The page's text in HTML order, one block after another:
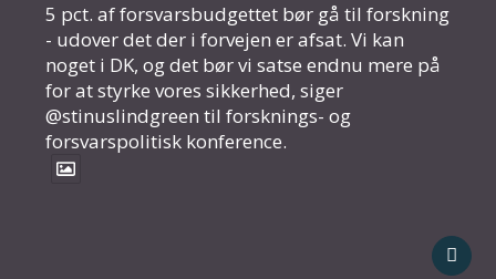
5 pct. af forsvarsbudgettet bør gå til forskning
- udover det der i forvejen er afsat. Vi kan
noget i DK, og det bør vi satse endnu mere på
for at styrke vores sikkerhed, siger
@stinuslindgreen til forsknings- og
forsvarspolitisk konference.